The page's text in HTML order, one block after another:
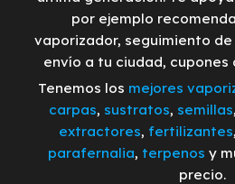
por ejemplo
vaporizador, seguimiento
envío a tu ciudad,
Tenemos los mejores
carpas, sustratos, semillas,
extractores, fertilizantes,
parafernalia, terpenos y
precio.